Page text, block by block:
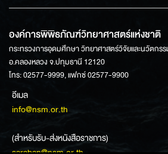
องค์การพิพิธภัณฑ์วิทยาศาสตร์แห่งชาติ
กระทรวงการอุดมศึกษา วิทยาศาสตร์วิจัยและนวัตกร
อ.คลองหลวง จ.ปทุมธานี 12120
โทร: 02577-9999, แฟกซ์ 02577-9900
อีเมล
info@nsm.or.th
(สำหรับรับ-ส่งหนังสือราชการ)